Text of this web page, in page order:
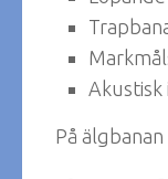
Akustisk
På